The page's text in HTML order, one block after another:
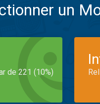
un
de 221 (10%)